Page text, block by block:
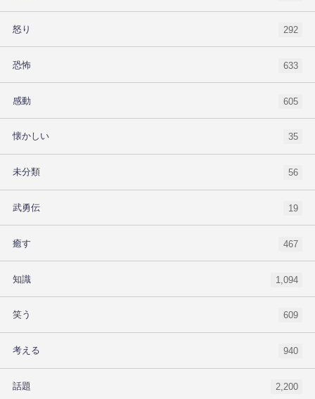
怒り 292
恐怖 633
感動 605
懐かしい 35
未分類 56
武勇伝 19
癒す 467
知識 1,094
笑う 609
考える 940
話題 2,200